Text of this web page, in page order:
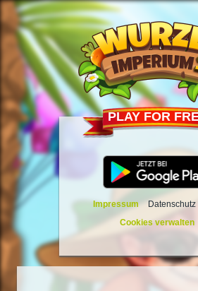
PLAY FOR
Impressum Datenschutz
Cookies verwalten